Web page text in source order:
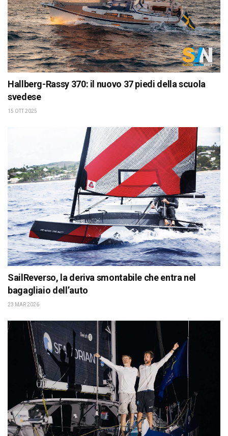
Hallberg-Rassy 370: il nuovo 37 piedi della scuola
svedese
15 OTT 2025
SailReverso, la deriva smontabile che entra nel
bagagliaio dell’auto
23 MAR 2026